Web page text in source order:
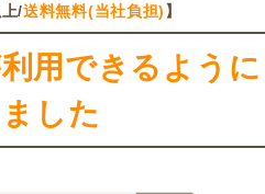
/送料無料(当社負担) 】
用できるように
した